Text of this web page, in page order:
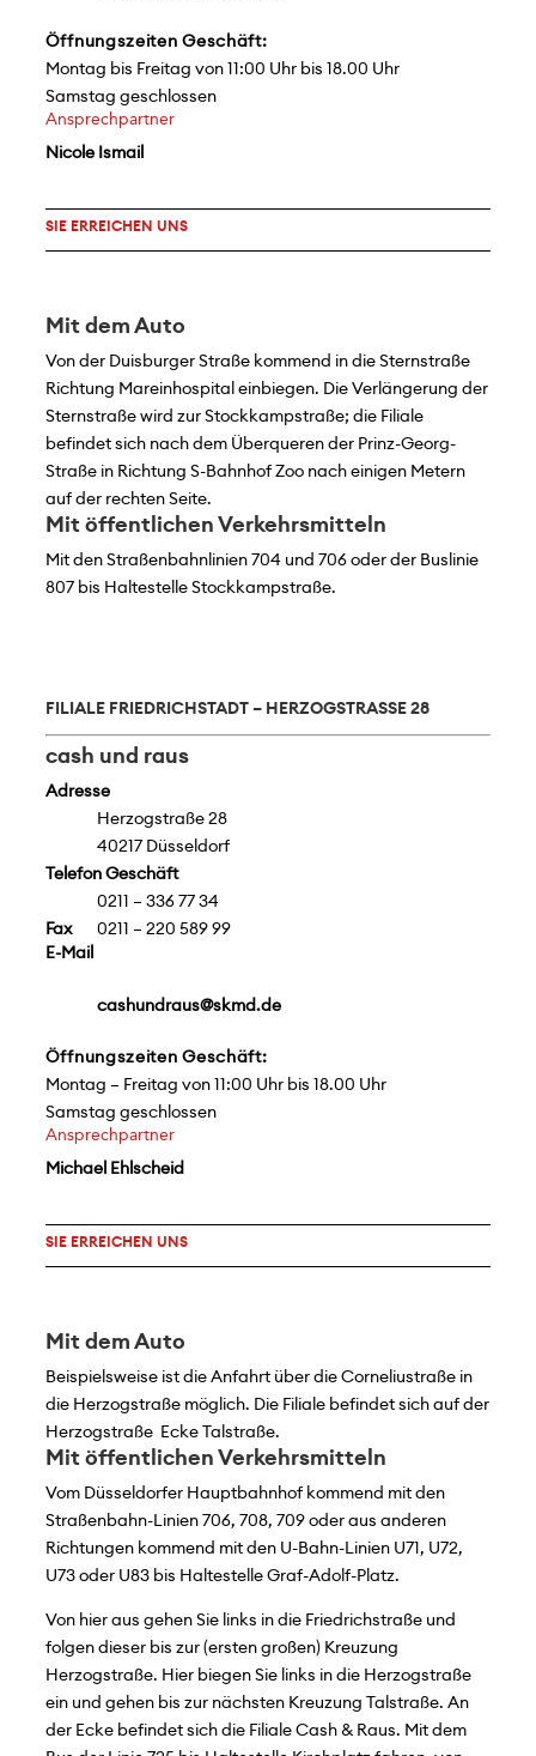
Öffnungszeiten Geschäft:
Montag bis Freitag von 11:00 Uhr bis 18.00 Uhr
Samstag geschlossen
Ansprechpartner
Nicole Ismail
SIE ERREICHEN UNS
Mit dem Auto
Von der Duisburger Straße kommend in die Sternstraße
Richtung Mareinhospital einbiegen. Die Verlängerung der
Sternstraße wird zur Stockkampstraße; die Filiale
befindet sich nach dem Überqueren der Prinz-Georg-
Straße in Richtung S-Bahnhof Zoo nach einigen Metern
auf der rechten Seite.
Mit öffentlichen Verkehrsmitteln
Mit den Straßenbahnlinien 704 und 706 oder der Buslinie
807 bis Haltestelle Stockkampstraße.
FILIALE FRIEDRICHSTADT – HERZOGSTRASSE 28
cash und raus
Adresse
Herzogstraße 28
40217 Düsseldorf
Telefon Geschäft
0211 – 336 77 34
Fax
0211 – 220 589 99
E-Mail
cashundraus@skmd.de
Öffnungszeiten Geschäft:
Montag – Freitag von 11:00 Uhr bis 18.00 Uhr
Samstag geschlossen
Ansprechpartner
Michael Ehlscheid
SIE ERREICHEN UNS
Mit dem Auto
Beispielsweise ist die Anfahrt über die Corneliustraße in
die Herzogstraße möglich. Die Filiale befindet sich auf der
Herzogstraße Ecke Talstraße.
Mit öffentlichen Verkehrsmitteln
Vom Düsseldorfer Hauptbahnhof kommend mit den
Straßenbahn-Linien 706, 708, 709 oder aus anderen
Richtungen kommend mit den U-Bahn-Linien U71, U72,
U73 oder U83 bis Haltestelle Graf-Adolf-Platz.
Von hier aus gehen Sie links in die Friedrichstraße und
folgen dieser bis zur (ersten großen) Kreuzung
Herzogstraße. Hier biegen Sie links in die Herzogstraße
ein und gehen bis zur nächsten Kreuzung Talstraße. An
der Ecke befindet sich die Filiale Cash & Raus. Mit dem